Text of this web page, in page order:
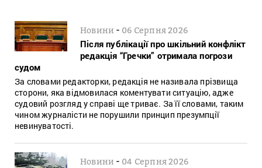
Новини - 06 Серпня 2026
Після публікації про шкільний конфлікт
редакція “Гречки” отримала погрози
судом
За словами редакторки, редакція не називала прізвища
сторони, яка відмовилася коментувати ситуацію, адже
судовий розгляд у справі ще триває. За її словами, таким
чином журналісти не порушили принцип презумпції
невинуватості.
Новини - 04 Серпня 2026